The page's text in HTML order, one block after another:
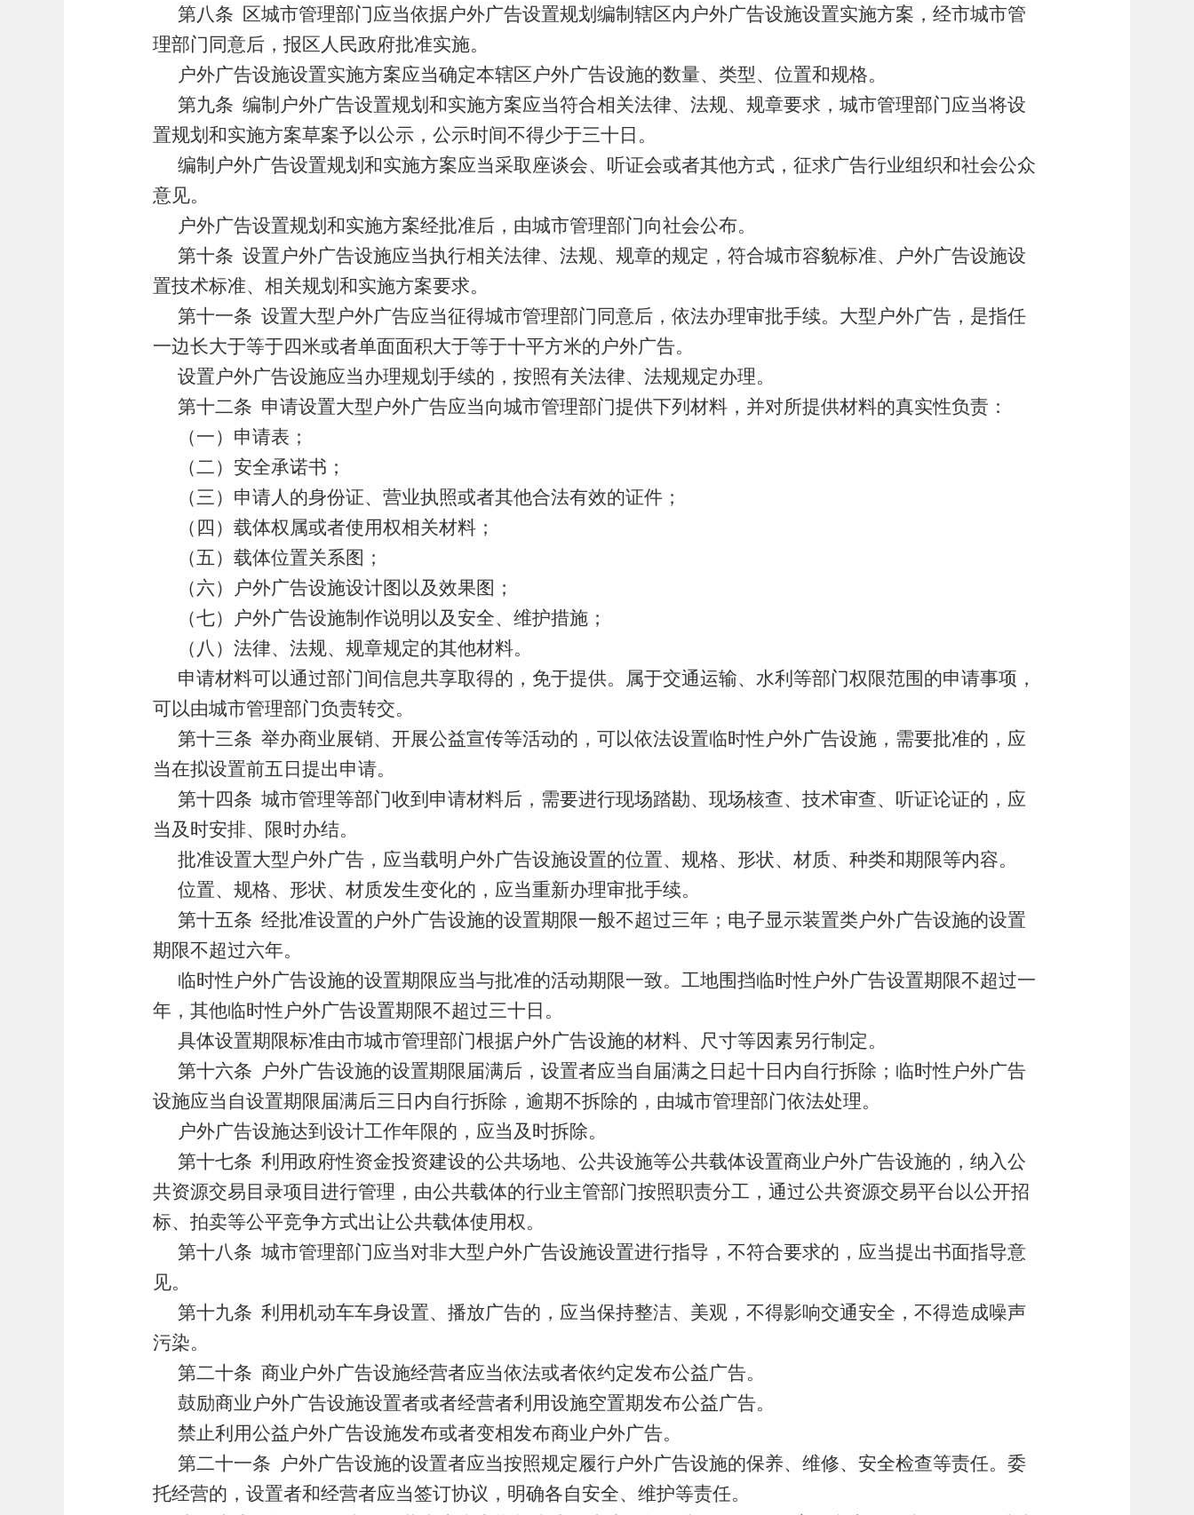
第八条 区城市管理部门应当依据户外广告设置规划编制辖区内户外广告设施设置实施方案，经市城市管
理部门同意后，报区人民政府批准实施。
户外广告设施设置实施方案应当确定本辖区户外广告设施的数量、类型、位置和规格。
第九条 编制户外广告设置规划和实施方案应当符合相关法律、法规、规章要求，城市管理部门应当将设
置规划和实施方案草案予以公示，公示时间不得少于三十日。
编制户外广告设置规划和实施方案应当采取座谈会、听证会或者其他方式，征求广告行业组织和社会公众
意见。
户外广告设置规划和实施方案经批准后，由城市管理部门向社会公布。
第十条 设置户外广告设施应当执行相关法律、法规、规章的规定，符合城市容貌标准、户外广告设施设
置技术标准、相关规划和实施方案要求。
第十一条 设置大型户外广告应当征得城市管理部门同意后，依法办理审批手续。大型户外广告，是指任
一边长大于等于四米或者单面面积大于等于十平方米的户外广告。
设置户外广告设施应当办理规划手续的，按照有关法律、法规规定办理。
第十二条 申请设置大型户外广告应当向城市管理部门提供下列材料，并对所提供材料的真实性负责：
（一）申请表；
（二）安全承诺书；
（三）申请人的身份证、营业执照或者其他合法有效的证件；
（四）载体权属或者使用权相关材料；
（五）载体位置关系图；
（六）户外广告设施设计图以及效果图；
（七）户外广告设施制作说明以及安全、维护措施；
（八）法律、法规、规章规定的其他材料。
申请材料可以通过部门间信息共享取得的，免于提供。属于交通运输、水利等部门权限范围的申请事项，
可以由城市管理部门负责转交。
第十三条 举办商业展销、开展公益宣传等活动的，可以依法设置临时性户外广告设施，需要批准的，应
当在拟设置前五日提出申请。
第十四条 城市管理等部门收到申请材料后，需要进行现场踏勘、现场核查、技术审查、听证论证的，应
当及时安排、限时办结。
批准设置大型户外广告，应当载明户外广告设施设置的位置、规格、形状、材质、种类和期限等内容。
位置、规格、形状、材质发生变化的，应当重新办理审批手续。
第十五条 经批准设置的户外广告设施的设置期限一般不超过三年；电子显示装置类户外广告设施的设置
期限不超过六年。
临时性户外广告设施的设置期限应当与批准的活动期限一致。工地围挡临时性户外广告设置期限不超过一
年，其他临时性户外广告设置期限不超过三十日。
具体设置期限标准由市城市管理部门根据户外广告设施的材料、尺寸等因素另行制定。
第十六条 户外广告设施的设置期限届满后，设置者应当自届满之日起十日内自行拆除；临时性户外广告
设施应当自设置期限届满后三日内自行拆除，逾期不拆除的，由城市管理部门依法处理。
户外广告设施达到设计工作年限的，应当及时拆除。
第十七条 利用政府性资金投资建设的公共场地、公共设施等公共载体设置商业户外广告设施的，纳入公
共资源交易目录项目进行管理，由公共载体的行业主管部门按照职责分工，通过公共资源交易平台以公开招
标、拍卖等公平竞争方式出让公共载体使用权。
第十八条 城市管理部门应当对非大型户外广告设施设置进行指导，不符合要求的，应当提出书面指导意
见。
第十九条 利用机动车车身设置、播放广告的，应当保持整洁、美观，不得影响交通安全，不得造成噪声
污染。
第二十条 商业户外广告设施经营者应当依法或者依约定发布公益广告。
鼓励商业户外广告设施设置者或者经营者利用设施空置期发布公益广告。
禁止利用公益户外广告设施发布或者变相发布商业户外广告。
第二十一条 户外广告设施的设置者应当按照规定履行户外广告设施的保养、维修、安全检查等责任。委
托经营的，设置者和经营者应当签订协议，明确各自安全、维护等责任。